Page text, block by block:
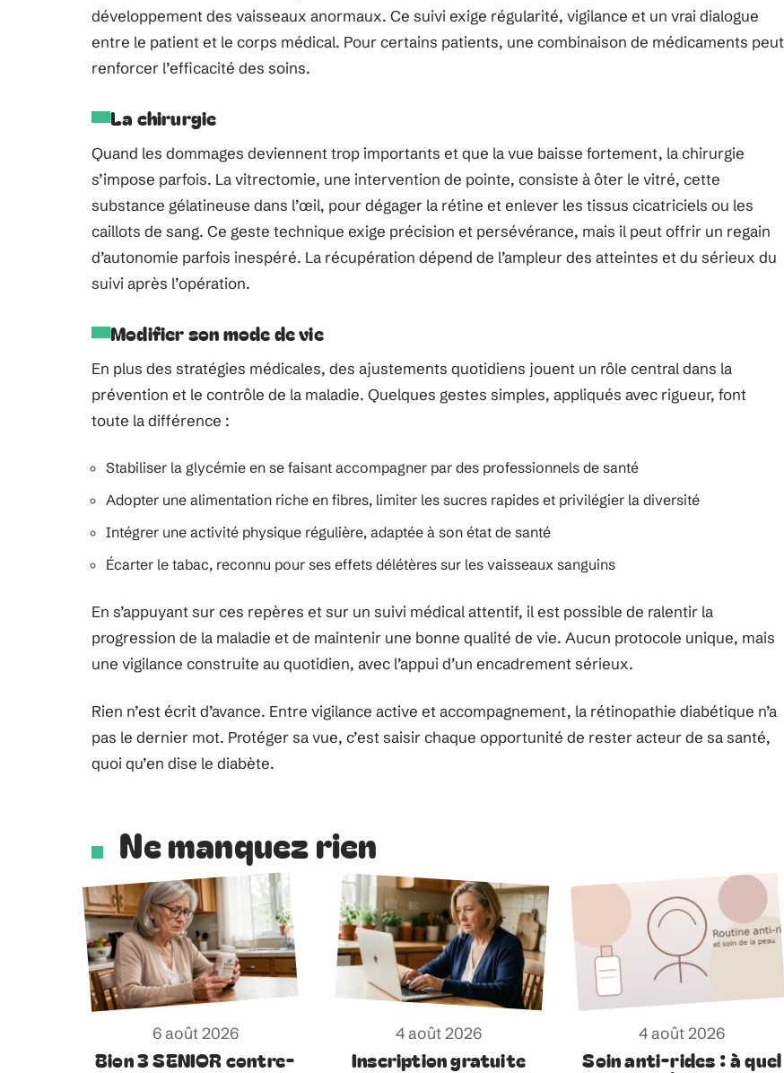
développement des vaisseaux anormaux. Ce suivi exige régularité, vigilance et un vrai dialogue
entre le patient et le corps médical. Pour certains patients, une combinaison de médicaments peut
renforcer l’efficacité des soins.
La chirurgie
Quand les dommages deviennent trop importants et que la vue baisse fortement, la chirurgie
s’impose parfois. La vitrectomie, une intervention de pointe, consiste à ôter le vitré, cette
substance gélatineuse dans l’œil, pour dégager la rétine et enlever les tissus cicatriciels ou les
caillots de sang. Ce geste technique exige précision et persévérance, mais il peut offrir un regain
d’autonomie parfois inespéré. La récupération dépend de l’ampleur des atteintes et du sérieux du
suivi après l’opération.
Modifier son mode de vie
En plus des stratégies médicales, des ajustements quotidiens jouent un rôle central dans la
prévention et le contrôle de la maladie. Quelques gestes simples, appliqués avec rigueur, font
toute la différence :
Stabiliser la glycémie en se faisant accompagner par des professionnels de santé
Adopter une alimentation riche en fibres, limiter les sucres rapides et privilégier la diversité
Intégrer une activité physique régulière, adaptée à son état de santé
Écarter le tabac, reconnu pour ses effets délétères sur les vaisseaux sanguins
En s’appuyant sur ces repères et sur un suivi médical attentif, il est possible de ralentir la
progression de la maladie et de maintenir une bonne qualité de vie. Aucun protocole unique, mais
une vigilance construite au quotidien, avec l’appui d’un encadrement sérieux.
Rien n’est écrit d’avance. Entre vigilance active et accompagnement, la rétinopathie diabétique n’a
pas le dernier mot. Protéger sa vue, c’est saisir chaque opportunité de rester acteur de sa santé,
quoi qu’en dise le diabète.
Ne manquez rien
6 août 2026
Bion 3 SENIOR contre-
4 août 2026
Inscription gratuite
4 août 2026
Soin anti-rides : à quel